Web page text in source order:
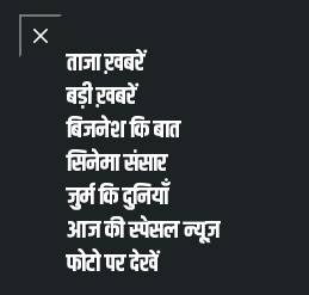
Skip to content
Close menu
ताजा ख़बरें
बड़ी ख़बरें
बिजनेश कि बात
सिनेमा संसार
जुर्म कि दुनियाँ
आज की स्पेसल न्यूज़
फोटो पर देखें
Open main menu
MENU